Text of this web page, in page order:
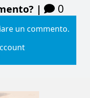
| 0
un commento.